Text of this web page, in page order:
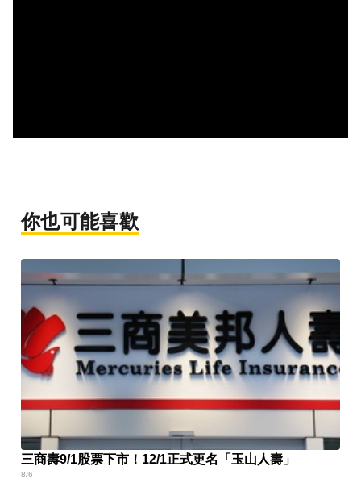
你也可能喜歡
三商壽9/1股票下市！12/1正式更名「玉山人壽」
8/6